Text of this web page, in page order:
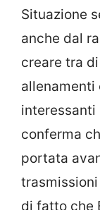
Situazione
anche dal
creare tra
allenamenti
interessanti
conferma
portata
di fatto che